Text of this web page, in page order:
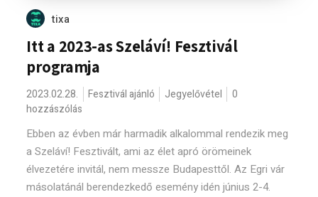
tixa
Itt a 2023-as Szeláví! Fesztivál
programja
2023.02.28. Fesztivál ajánló Jegyelővétel
0
hozzászólás
Ebben az évben már harmadik alkalommal rendezik meg
a Szeláví! Fesztivált, ami az élet apró örömeinek
élvezetére invitál, nem messze Budapesttől. Az Egri vár
másolatánál berendezkedő esemény idén június 2-4.